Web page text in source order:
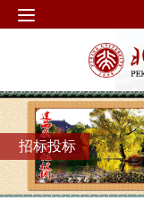
招标投标